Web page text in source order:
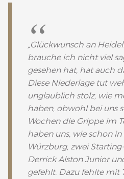
„Glückwunsch an
brauche ich nicht viel
gesehen hat, hat auch
Diese Niederlage tut
unglaublich stolz, wie
haben, obwohl bei uns
Wochen die Grippe im
haben uns, wie schon
Würzburg, zwei
Derrick Alston Junior
gefehlt. Dazu fehlte mit